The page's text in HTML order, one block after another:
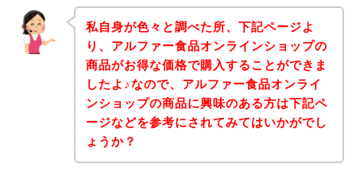
私自身が色々と調べた所、下記ページよ
り、アルファー食品オンラインショップの
商品がお得な価格で購入することができま
したよ♪なので、アルファー食品オンライ
ンショップの商品に興味のある方は下記ペ
ージなどを参考にされてみてはいかがでし
ょうか？